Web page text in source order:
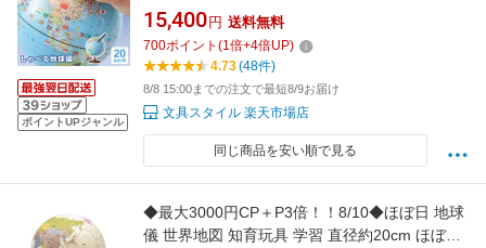
ポイントUPジャンル
タッチペン 音声機能 小学生 子供 地図 最新
OYV46 2026/07（誕生日 お祝い プレゼント ラ
ッピング無料）
15,400 円 送料無料
700ポイント (1倍+4倍UP)
4.73(48件)
8/8 15:00までの注文で最短8/9お届け
文具スタイル 楽天市場店
同じ商品を安い順で見る
◆最大3000円CP＋P3倍！！8/10◆ほぼ日 地球
儀 世界地図 知育玩具 学習 直径約20cm ほぼ日